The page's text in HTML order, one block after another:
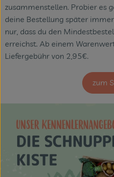
zusammenstellen. Probier es
deine Bestellung später
nur, dass du den
erreichst. Ab einem
Liefergebühr von 2,95€.
zum